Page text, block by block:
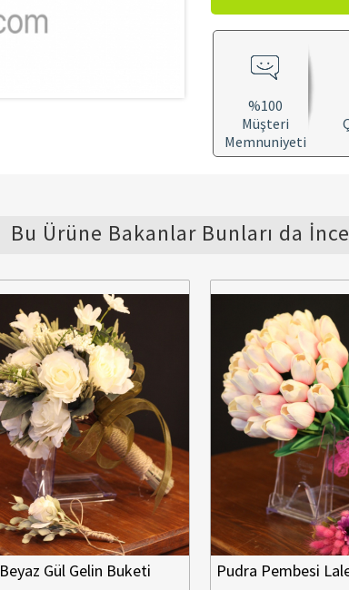
%100
Müşteri
Memnuniyeti
Bu Ürüne Bakanlar Bunları da
Beyaz Gül Gelin Buketi Pudra Pembesi